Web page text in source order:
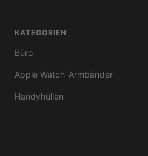
KATEGORIEN
Büro
Apple Watch-Armbänder
Handyhüllen